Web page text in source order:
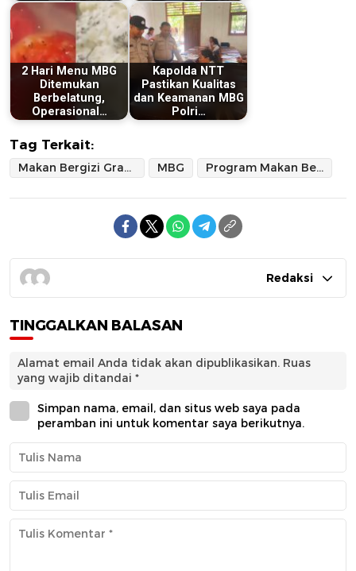
2 Hari Menu MBG
Ditemukan
Berbelatung,
Operasional…
Kapolda NTT
Pastikan Kualitas
dan Keamanan MBG
Polri…
Tag Terkait:
Makan Bergizi Gratis MBG Program Makan Bergizi Gratis
Redaksi
TINGGALKAN BALASAN
Alamat email Anda tidak akan dipublikasikan. Ruas
yang wajib ditandai *
Simpan nama, email, dan situs web saya pada
peramban ini untuk komentar saya berikutnya.